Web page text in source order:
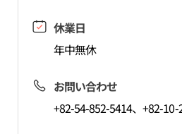
休業日
年中無休
お問い合わせ
+82-54-852-5414、+82-